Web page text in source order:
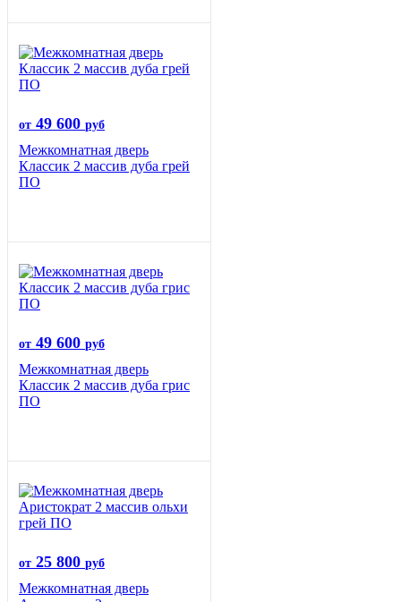
от 49 600 руб
Межкомнатная дверь
Классик 2 массив дуба грей
ПО
от 49 600 руб
Межкомнатная дверь
Классик 2 массив дуба грис
ПО
от 25 800 руб
Межкомнатная дверь